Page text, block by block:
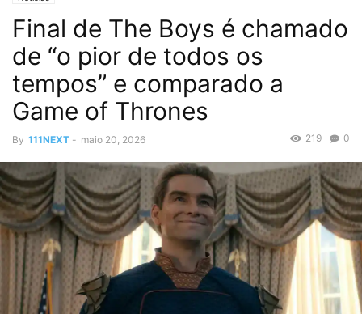
Final de The Boys é chamado
de “o pior de todos os
tempos” e comparado a
Game of Thrones
By 111NEXT - maio 20, 2026 0
219